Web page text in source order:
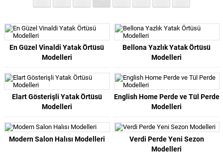
En Güzel Vinaldi Yatak Örtüsü
Modelleri
Bellona Yazlık Yatak Örtüsü
Modelleri
Elart Gösterişli Yatak Örtüsü
Modelleri
English Home Perde ve Tül Perde
Modelleri
Modern Salon Halısı Modelleri
Verdi Perde Yeni Sezon
Modelleri